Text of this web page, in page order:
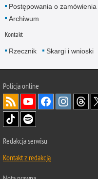
Postępowania o zamówienia
Archiwum
Kontakt
Rzecznik Skargi i wnioski
Policjaonline
Redakcja serwisu
Kontakt z redakcją